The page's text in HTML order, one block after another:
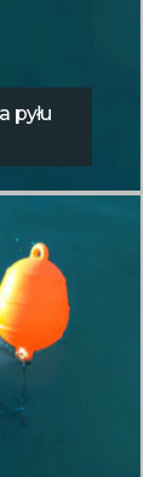
pyłu